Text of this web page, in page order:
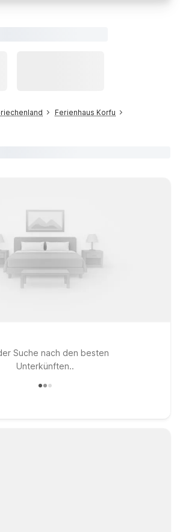
Ferienhaus Korfu
Suche nach den besten
Unterkünften..